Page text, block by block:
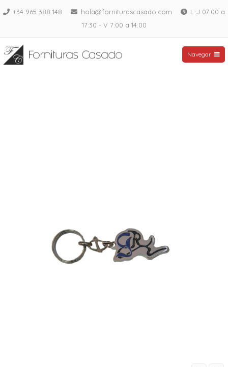
Saltar+34 965 388 148 hola@forniturascasado.com
L-J 07:00 a
17:30 - V 7:00 a 14:00
Fornituras Casado
Navegar